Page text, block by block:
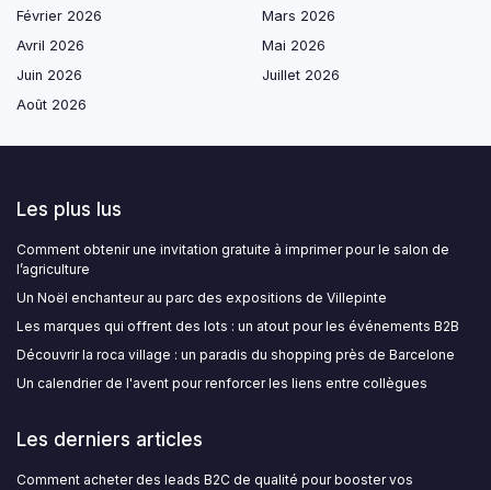
Février 2026
Mars 2026
Avril 2026
Mai 2026
Juin 2026
Juillet 2026
Août 2026
Les plus lus
Comment obtenir une invitation gratuite à imprimer pour le salon de
l’agriculture
Un Noël enchanteur au parc des expositions de Villepinte
Les marques qui offrent des lots : un atout pour les événements B2B
Découvrir la roca village : un paradis du shopping près de Barcelone
Un calendrier de l'avent pour renforcer les liens entre collègues
Les derniers articles
Comment acheter des leads B2C de qualité pour booster vos